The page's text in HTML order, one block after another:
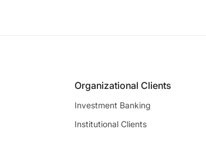
Organizational Clients
Investment Banking
Institutional Clients